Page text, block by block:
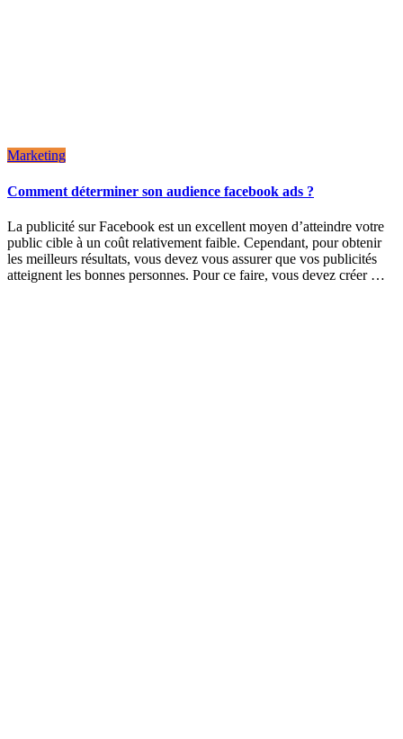
Marketing
Comment déterminer son audience facebook ads ?
La publicité sur Facebook est un excellent moyen d’atteindre votre
public cible à un coût relativement faible. Cependant, pour obtenir
les meilleurs résultats, vous devez vous assurer que vos publicités
atteignent les bonnes personnes. Pour ce faire, vous devez créer …